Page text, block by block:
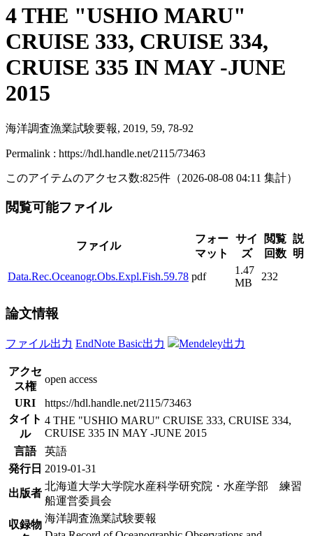
4 THE "USHIO MARU"
CRUISE 333, CRUISE 334,
CRUISE 335 IN MAY -JUNE
2015
海洋調査漁業試験要報, 2019, 59, 78-92
Permalink : https://hdl.handle.net/2115/73463
このアイテムのアクセス数:825件 （2026-08-08 04:11 集計）
閲覧可能ファイル
ファイル
フォー
マット
サイ
ズ
閲覧
回数
説
明
Data.Rec.Oceanogr.Obs.Expl.Fish.59.78 pdf
1.47
MB
232
論文情報
ファイル出力 EndNote Basic出力 Mendeley出力
アクセ
ス権
open access
URI
https://hdl.handle.net/2115/73463
タイト
ル
4 THE "USHIO MARU" CRUISE 333, CRUISE 334,
CRUISE 335 IN MAY -JUNE 2015
言語
英語
発行日 2019-01-31
出版者
北海道大学大学院水産科学研究院・水産学部 練習
船運営委員会
収録物
海洋調査漁業試験要報